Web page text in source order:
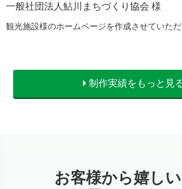
一般社団法人鮎川まちづくり協会 様
観光施設様のホームページを作成させていただ
制作実績をもっと見
お客様から嬉し